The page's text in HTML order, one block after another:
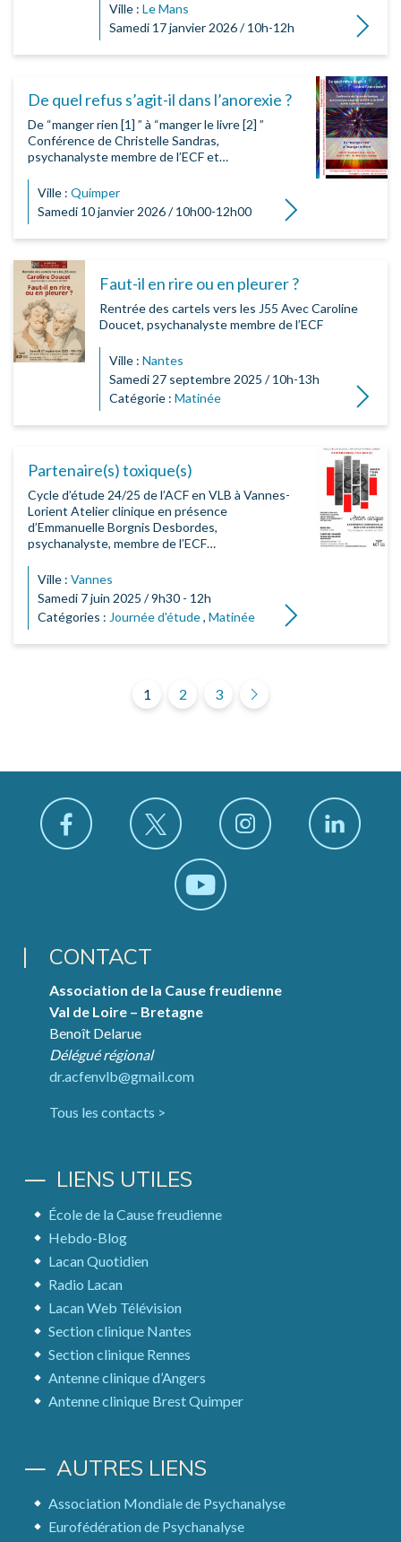
Ville : Le Mans
Samedi 17 janvier 2026 / 10h-12h
Lire la
De quel refus s’agit-il dans l’anorexie ?
De “manger rien [1] ” à “manger le livre [2] ”
Conférence de Christelle Sandras,
psychanalyste membre de l’ECF et…
Ville : Quimper
Samedi 10 janvier 2026 / 10h00-12h00
Lire la suite
Faut-il en rire ou en pleurer ?
Rentrée des cartels vers les J55 Avec Caroline
Doucet, psychanalyste membre de l’ECF
Ville : Nantes
Samedi 27 septembre 2025 / 10h-13h
Catégorie : Matinée Lire la
Partenaire(s) toxique(s)
Cycle d’étude 24/25 de l’ACF en VLB à Vannes-
Lorient Atelier clinique en présence
d’Emmanuelle Borgnis Desbordes,
psychanalyste, membre de l’ECF…
Ville : Vannes
Samedi 7 juin 2025 / 9h30 - 12h
Catégories : Journée d'étude, Matinée Lire la suite
Pagination des
1 2 3
Suivant
CONTACT
Association de la Cause freudienne
Val de Loire – Bretagne
Benoît Delarue
Délégué régional
dr.acfenvlb@gmail.com
Tous les contacts >
LIENS UTILES
École de la Cause freudienne
Hebdo-Blog
Lacan Quotidien
Radio Lacan
Lacan Web Télévision
Section clinique Nantes
Section clinique Rennes
Antenne clinique d’Angers
Antenne clinique Brest Quimper
AUTRES LIENS
Association Mondiale de Psychanalyse
Eurofédération de Psychanalyse